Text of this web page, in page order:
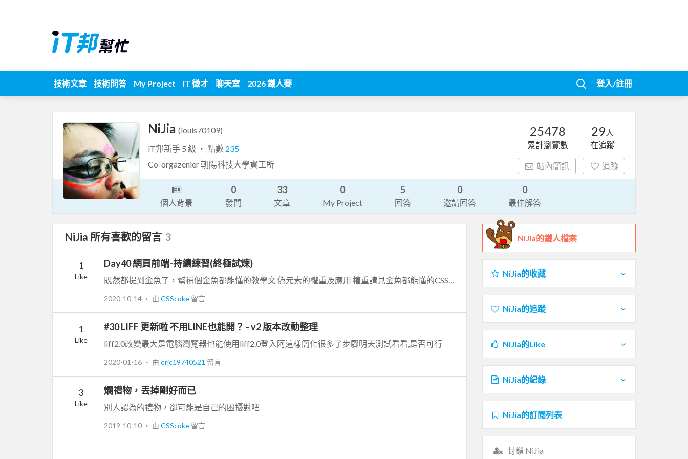
技術文章 技術問答 My Project iT 徵才 聊天室 2026 鐵人賽 登入/註冊
NiJia (louis70109)
iT邦新手 5 級 ‧ 點數 235
Co-orgazenier 朝陽科技大學資工所
25478
累計瀏覽數
29人
在追蹤
站內簡訊 追蹤
個人背景
0
發問
33
文章
0
My Project
5
回答
0
邀請回答
0
最佳解答
NiJia 所有喜歡的留言 3
1
Like
Day40 網頁前端-持續練習(終極試煉)
2020-10-14 ‧ 由 CSScoke 留言
1
Like
#30 LIFF 更新啦 不用LINE也能開？ - v2 版本改動整理
liff2.0改變最大是電腦瀏覽器也能使用liff2.0登入阿這樣簡化很多了步驟明天測試看看,是否可行
2020-01-16 ‧ 由 eric19740521 留言
3
Like
爛禮物，丟掉剛好而已
別人認為的禮物，卻可能是自己的困擾對吧
2019-10-10 ‧ 由 CSScoke 留言
NiJia的鐵人檔案
NiJia的收藏
NiJia的追蹤
NiJia的Like
NiJia的紀錄
NiJia的訂閱列表
封鎖 NiJia